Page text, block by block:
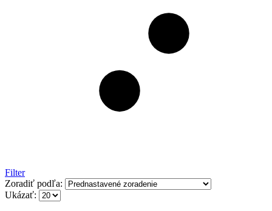
Filter
Zoradiť podľa:
Ukázať: